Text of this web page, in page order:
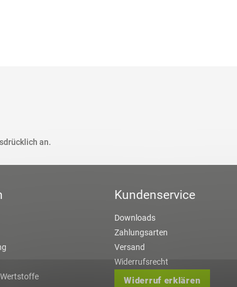
an.
Kundenservice
Downloads
Zahlungsarten
Versand
Widerrufsrecht
Widerruf erklären